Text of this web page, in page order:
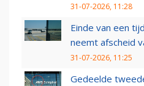
31-07-2026, 11:28
Einde van een
neemt afscheid
31-07-2026, 11:25
Gedeelde